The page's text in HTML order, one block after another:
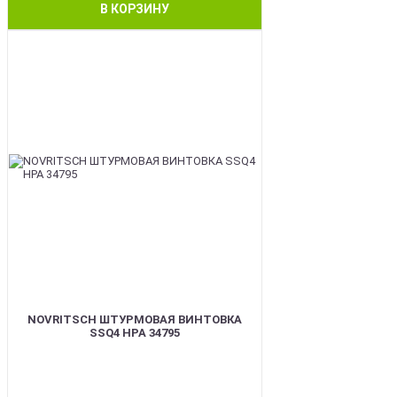
В КОРЗИНУ
NOVRITSCH ШТУРМОВАЯ ВИНТОВКА
SSQ4 HPA 34795